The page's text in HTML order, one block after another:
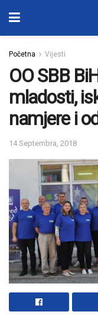
Početna Vijesti
OO SBB
mladosti,
namjere i
14 Septembra, 2018